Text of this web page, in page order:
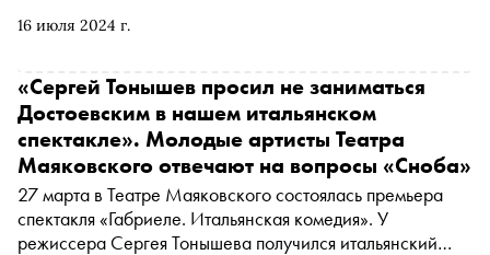
16 июля 2024 г.
«Сергей Тонышев просил не заниматься
Достоевским в нашем итальянском
спектакле». Молодые артисты Театра
Маяковского отвечают на вопросы «Сноба»
27 марта в Театре Маяковского состоялась премьера
спектакля «Габриеле. Итальянская комедия». У
режиссера Сергея Тонышева получился итальянский